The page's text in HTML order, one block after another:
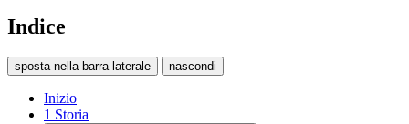
Indice
sposta nella barra laterale nascondi
Inizio
1 Storia